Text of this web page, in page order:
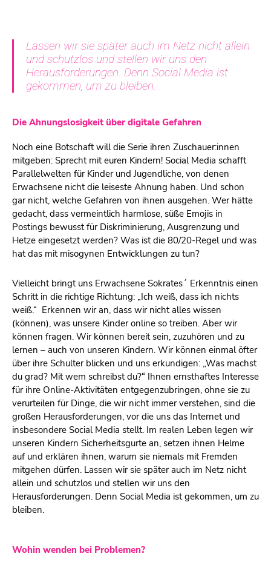
Lassen wir sie später auch im Netz nicht allein
und schutzlos und stellen wir uns den
Herausforderungen. Denn Social Media ist
gekommen, um zu bleiben.
Die Ahnungslosigkeit über digitale Gefahren
Noch eine Botschaft will die Serie ihren Zuschauer:innen
mitgeben: Sprecht mit euren Kindern! Social Media schafft
Parallelwelten für Kinder und Jugendliche, von denen
Erwachsene nicht die leiseste Ahnung haben. Und schon
gar nicht, welche Gefahren von ihnen ausgehen. Wer hätte
gedacht, dass vermeintlich harmlose, süße Emojis in
Postings bewusst für Diskriminierung, Ausgrenzung und
Hetze eingesetzt werden? Was ist die 80/20-Regel und was
hat das mit misogynen Entwicklungen zu tun?
Vielleicht bringt uns Erwachsene Sokrates´ Erkenntnis einen
Schritt in die richtige Richtung: „Ich weiß, dass ich nichts
weiß.“ Erkennen wir an, dass wir nicht alles wissen
(können), was unsere Kinder online so treiben. Aber wir
können fragen. Wir können bereit sein, zuzuhören und zu
lernen – auch von unseren Kindern. Wir können einmal öfter
über ihre Schulter blicken und uns erkundigen: „Was machst
du grad? Mit wem schreibst du?“ Ihnen ernsthaftes Interesse
für ihre Online-Aktivitäten entgegenzubringen, ohne sie zu
verurteilen für Dinge, die wir nicht immer verstehen, sind die
großen Herausforderungen, vor die uns das Internet und
insbesondere Social Media stellt. Im realen Leben legen wir
unseren Kindern Sicherheitsgurte an, setzen ihnen Helme
auf und erklären ihnen, warum sie niemals mit Fremden
mitgehen dürfen. Lassen wir sie später auch im Netz nicht
allein und schutzlos und stellen wir uns den
Herausforderungen. Denn Social Media ist gekommen, um zu
bleiben.
Wohin wenden bei Problemen?